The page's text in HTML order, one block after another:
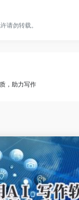
请勿转载。
，助力写作